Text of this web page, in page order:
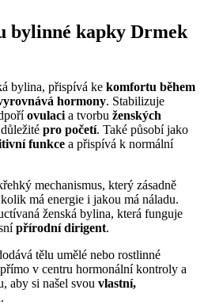
bylinné kapky Drmek
bylina, přispívá ke komfortu během
hormony. Stabilizuje
ovulaci a tvorbu ženských
pro početí. Také působí jako
funkce a přispívá k normální
mechanismus, který zásadně
má energie i jakou má náladu.
ženská bylina, která funguje
přírodní dirigent.
tělu umělé nebo rostlinné
v centru hormonální kontroly a
aby si našel svou vlastní,
.